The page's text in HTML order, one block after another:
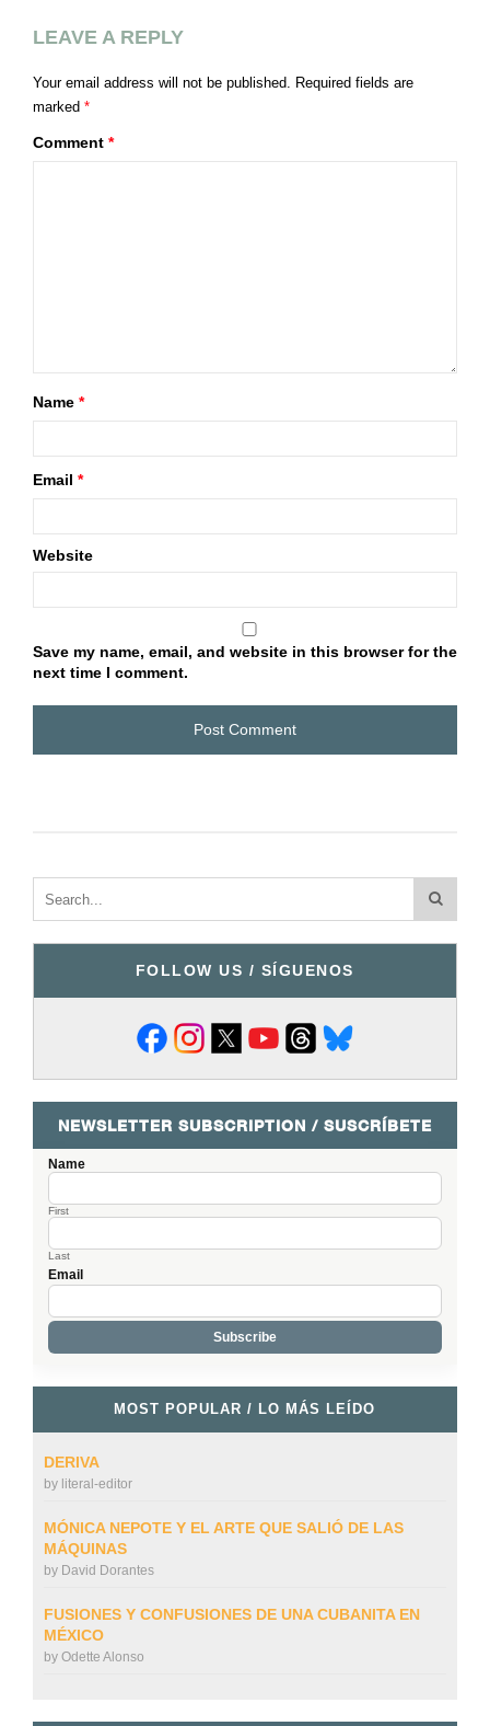
LEAVE A REPLY
Your email address will not be published. Required fields are
marked *
Comment *
Name *
Email *
Website
Save my name, email, and website in this browser for the
next time I comment.
FOLLOW US / SÍGUENOS
NEWSLETTER SUBSCRIPTION / SUSCRÍBETE
Name
First
Last
Email
MOST POPULAR / LO MÁS LEÍDO
DERIVA
by literal-editor
MÓNICA NEPOTE Y EL ARTE QUE SALIÓ DE LAS
MÁQUINAS
by David Dorantes
FUSIONES Y CONFUSIONES DE UNA CUBANITA EN
MÉXICO
by Odette Alonso